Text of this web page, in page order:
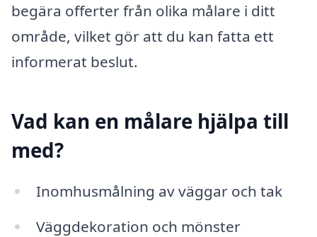
begära offerter från olika målare i ditt
område, vilket gör att du kan fatta ett
informerat beslut.
Vad kan en målare hjälpa till
med?
Inomhusmålning av väggar och tak
Väggdekoration och mönster